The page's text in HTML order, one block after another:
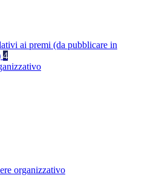
ai premi (da pubblicare in
4
organizzativo